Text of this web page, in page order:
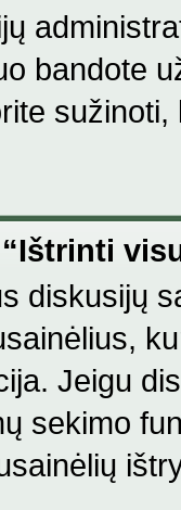
bandote
diskusijų
Jeigu
sekimo